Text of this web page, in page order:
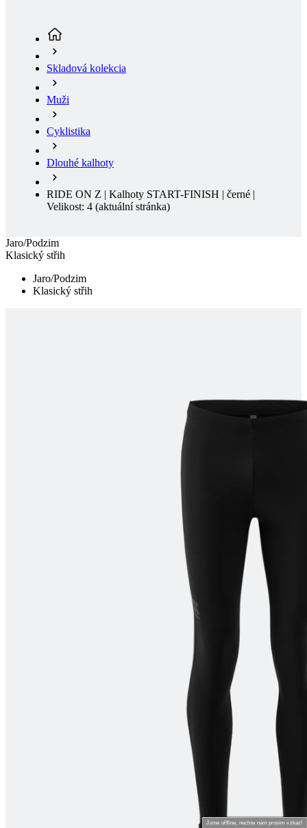
Skladová kolekcia
Muži
Cyklistika
Dlouhé kalhoty
RIDE ON Z | Kalhoty START-FINISH | černé |
Velikost: 4 (aktuální stránka)
Jaro/Podzim
Klasický střih
Jaro/Podzim
Klasický střih
Jsme offline, nechte nám prosím vzkaz!